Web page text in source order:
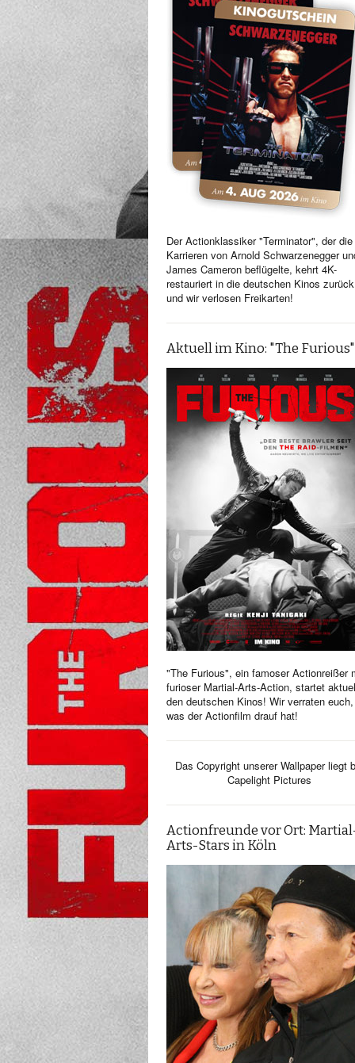
Der Actionklassiker "Terminator", der die
Karrieren von Arnold Schwarzenegger
James Cameron beflügelte, kehrt 4K-
restauriert in die deutschen Kinos zurück
und wir verlosen Freikarten!
Aktuell im Kino: "The Furious"
"The Furious", ein famoser Actionreißer
furioser Martial-Arts-Action, startet
den deutschen Kinos! Wir verraten euch,
was der Actionfilm drauf hat!
Das Copyright unserer Wallpaper liegt
Capelight Pictures
Actionfreunde vor Ort:
Arts-Stars in Köln